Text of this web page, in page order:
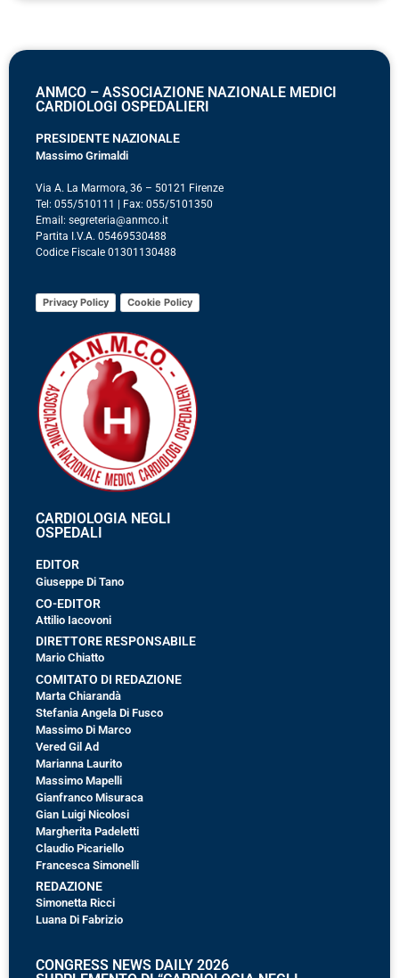
ANMCO – ASSOCIAZIONE NAZIONALE MEDICI
CARDIOLOGI OSPEDALIERI
PRESIDENTE NAZIONALE
Massimo Grimaldi
Via A. La Marmora, 36 – 50121 Firenze
Tel: 055/510111 | Fax: 055/5101350
Email: segreteria@anmco.it
Partita I.V.A. 05469530488
Codice Fiscale 01301130488
Privacy Policy Cookie Policy
CARDIOLOGIA NEGLI
OSPEDALI
EDITOR
Giuseppe Di Tano
CO-EDITOR
Attilio Iacovoni
DIRETTORE RESPONSABILE
Mario Chiatto
COMITATO DI REDAZIONE
Marta Chiarandà
Stefania Angela Di Fusco
Massimo Di Marco
Vered Gil Ad
Marianna Laurito
Massimo Mapelli
Gianfranco Misuraca
Gian Luigi Nicolosi
Margherita Padeletti
Claudio Picariello
Francesca Simonelli
REDAZIONE
Simonetta Ricci
Luana Di Fabrizio
CONGRESS NEWS DAILY 2026